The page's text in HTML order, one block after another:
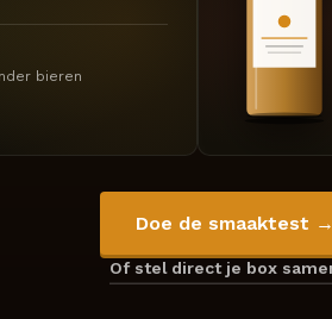
bieren
Doe de smaaktest →
Of stel direct je box